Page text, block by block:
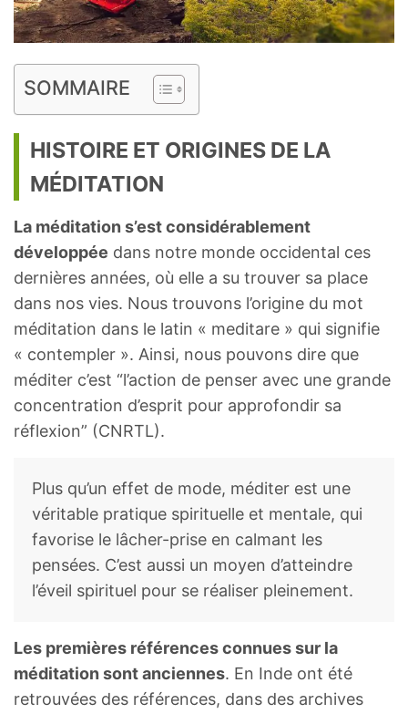
SOMMAIRE
HISTOIRE ET ORIGINES DE LA
MÉDITATION
La méditation s’est considérablement
développée dans notre monde occidental ces
dernières années, où elle a su trouver sa place
dans nos vies. Nous trouvons l’origine du mot
méditation dans le latin « meditare » qui signifie
« contempler ». Ainsi, nous pouvons dire que
méditer c’est “l’action de penser avec une grande
concentration d’esprit pour approfondir sa
réflexion” (CNRTL).
Plus qu’un effet de mode, méditer est une
véritable pratique spirituelle et mentale, qui
favorise le lâcher-prise en calmant les
pensées. C’est aussi un moyen d’atteindre
l’éveil spirituel pour se réaliser pleinement.
Les premières références connues sur la
méditation sont anciennes. En Inde ont été
retrouvées des références, dans des archives